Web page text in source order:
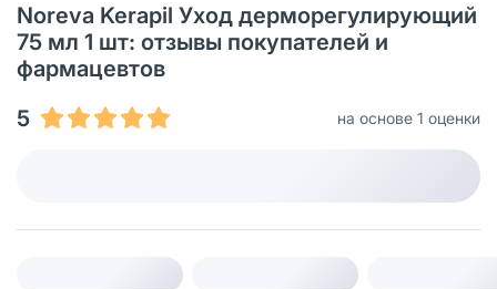
Noreva Kerapil Уход дерморегулирующий
75 мл 1 шт: отзывы покупателей и
фармацевтов
5
на основе 1 оценки